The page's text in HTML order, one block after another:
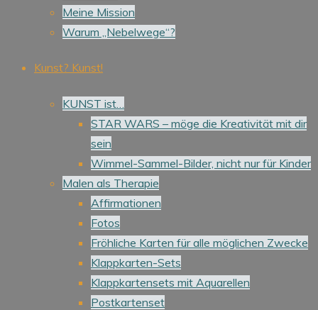
Meine Mission
Warum „Nebelwege“?
Kunst? Kunst!
KUNST ist…
STAR WARS – möge die Kreativität mit dir
sein
Wimmel-Sammel-Bilder, nicht nur für Kinder
Malen als Therapie
Affirmationen
Fotos
Fröhliche Karten für alle möglichen Zwecke
Klappkarten-Sets
Klappkartensets mit Aquarellen
Postkartenset